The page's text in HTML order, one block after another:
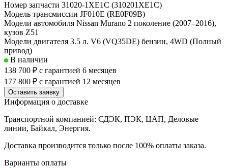
Номер запчасти 31020-1XE1C (310201XE1C)
Модель трансмиссии JF010E (RE0F09B)
Модели автомобиля Nissan Murano 2 поколение (2007–2016),
кузов Z51
Модели двигателя 3.5 л. V6 (VQ35DE) бензин, 4WD (Полный
привод)
В наличии
138 700 ₽ с гарантией 6 месяцев
177 800 ₽ с гарантией 12 месяцев
Оставить заявку
Информация о доставке
Транспортной компанией: СДЭК, ПЭК, ЦАП, Деловые
линии, Байкал, Энергия.
Доставка производится только после 100% оплаты заказа.
Варианты оплаты